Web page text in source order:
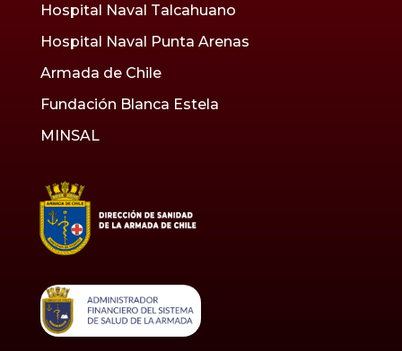
Hospital Naval Talcahuano
Hospital Naval Punta Arenas
Armada de Chile
Fundación Blanca Estela
MINSAL